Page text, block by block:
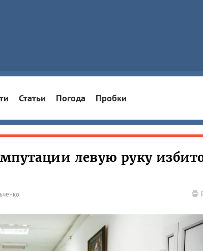
Статьи Погода Пробки
левую руку